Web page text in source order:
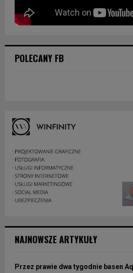
POLECANY FB
NAJNOWSZE ARTYKUŁY
Przez prawie dwa tygodnie basen